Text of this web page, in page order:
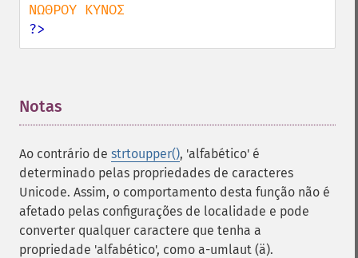
?>
Notas
Ao contrário de strtoupper(), 'alfabético' é
determinado pelas propriedades de caracteres
Unicode. Assim, o comportamento desta função não é
afetado pelas configurações de localidade e pode
converter qualquer caractere que tenha a
propriedade 'alfabético', como a-umlaut (ä).